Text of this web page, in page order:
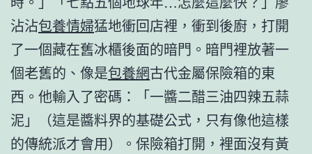
沾沾包養情婦猛地衝回店裡，衝到後廚，打開
了一個藏在舊冰櫃後面的暗門。暗門裡放著一
個老舊的、像是包養網古代金屬保險箱的東
西。他輸入了密碼：「一醬二醋三油四辣五蒜
泥」（這是醬料界的基礎公式，只有像他這樣
的傳統派才會用）。保險箱打開，裡面沒有黃